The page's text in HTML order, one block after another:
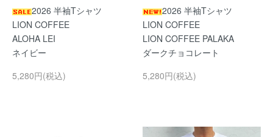
2026 半袖Tシャツ
LION COFFEE
ALOHA LEI
ネイビー
5,280円(税込)
2026 半袖Tシャツ
LION COFFEE
LION COFFEE PALAKA
ダークチョコレート
5,280円(税込)